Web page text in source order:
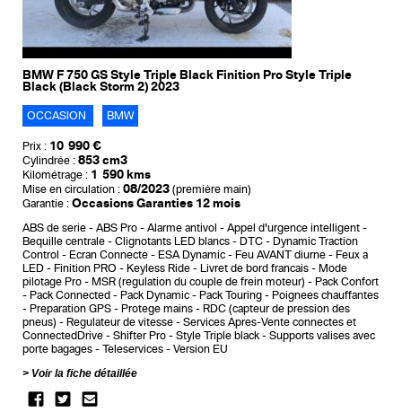
BMW F 750 GS Style Triple Black Finition Pro Style Triple
Black (Black Storm 2) 2023
OCCASION BMW
Prix : 10 990 €
Cylindrée : 853 cm3
Kilométrage : 1 590 kms
Mise en circulation : 08/2023 (première main)
Garantie : Occasions Garanties 12 mois
ABS de serie ABS Pro Alarme antivol
Appel d'urgence intelligent
Bequille centrale
Clignotants LED blancs
DTC - Dynamic Traction
Control
Ecran Connecte ESA Dynamic Feu AVANT diurne
Feux a
LED
Finition PRO Keyless Ride Livret de bord francais
Mode
pilotage Pro
MSR (regulation du couple de frein moteur)
Pack Confort
Pack Connected
Pack Dynamic Pack Touring
Poignees chauffantes
Preparation GPS
Protege mains
RDC (capteur de pression des
pneus)
Regulateur de vitesse
Services Apres-Vente connectes et
ConnectedDrive
Shifter Pro Style Triple black
Supports valises avec
porte bagages
Teleservices
Version EU
Voir la fiche détaillée